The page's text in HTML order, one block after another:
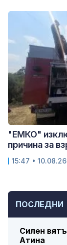
ПОСЛЕДНИ
Силен
Атина
"ЕМКО"
причина за
15:47 • 10.08.26